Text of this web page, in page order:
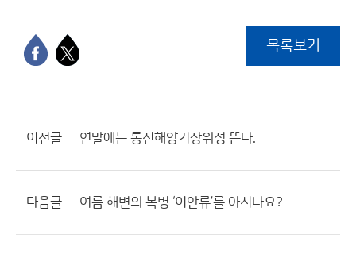
목록보기
이전글 연말에는 통신해양기상위성 뜬다.
다음글 여름 해변의 복병 ‘이안류’를 아시나요?